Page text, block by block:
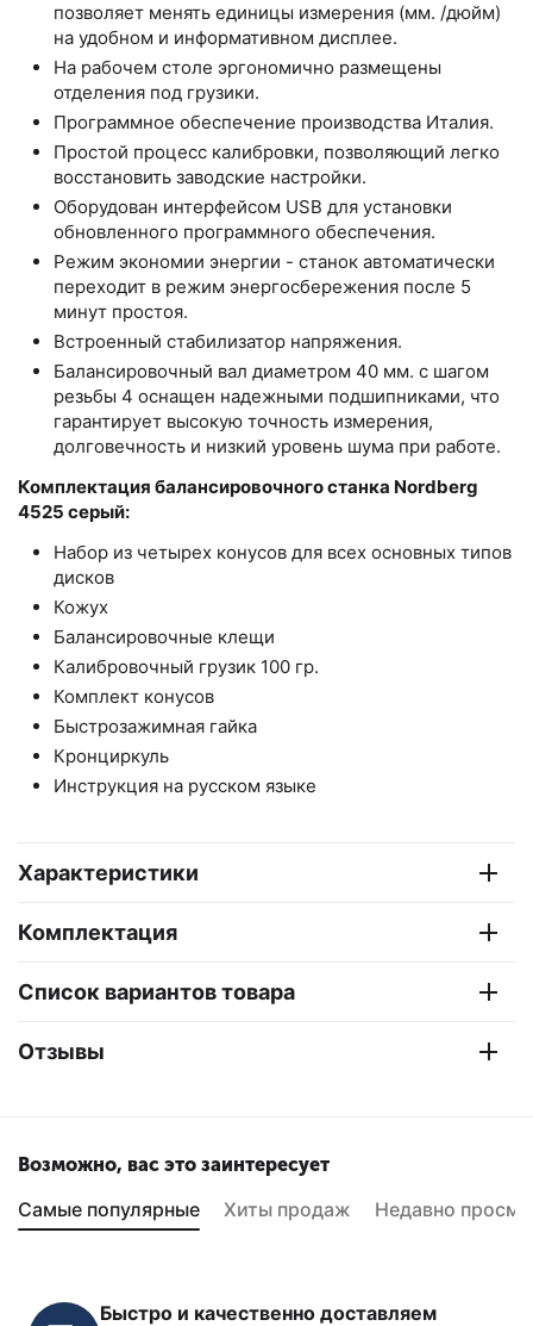
позволяет менять единицы измерения (мм. /дюйм)
на удобном и информативном дисплее.
На рабочем столе эргономично размещены
отделения под грузики.
Программное обеспечение производства Италия.
Простой процесс калибровки, позволяющий легко
восстановить заводские настройки.
Оборудован интерфейсом USB для установки
обновленного программного обеспечения.
Режим экономии энергии - станок автоматически
переходит в режим энергосбережения после 5
минут простоя.
Встроенный стабилизатор напряжения.
Балансировочный вал диаметром 40 мм. с шагом
резьбы 4 оснащен надежными подшипниками, что
гарантирует высокую точность измерения,
долговечность и низкий уровень шума при работе.
Комплектация балансировочного станка Nordberg
4525 серый:
Набор из четырех конусов для всех основных типов
дисков
Кожух
Балансировочные клещи
Калибровочный грузик 100 гр.
Комплект конусов
Быстрозажимная гайка
Кронциркуль
Инструкция на русском языке
Характеристики
Комплектация
Список вариантов товара
Отзывы
Возможно, вас это заинтересует
Самые популярные Хиты продаж Недавно
Быстро и качественно доставляем